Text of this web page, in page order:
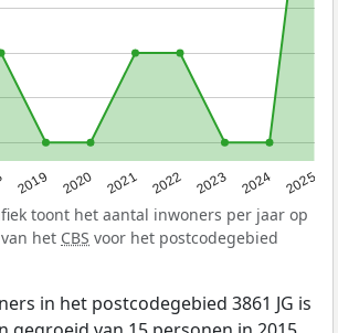
2019 2020 2021 2022 2023 2024 2025
toont het aantal inwoners per jaar op
het CBS voor het postcodegebied
in het postcodegebied 3861 JG is